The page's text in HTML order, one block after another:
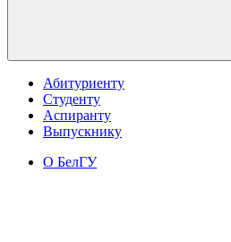
Абитуриенту
Студенту
Аспиранту
Выпускнику
О БелГУ